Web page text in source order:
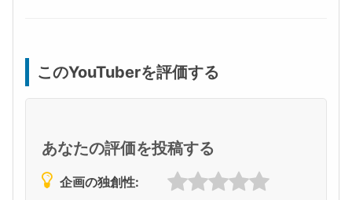
このYouTuberを評価する
あなたの評価を投稿する
企画の独創性: